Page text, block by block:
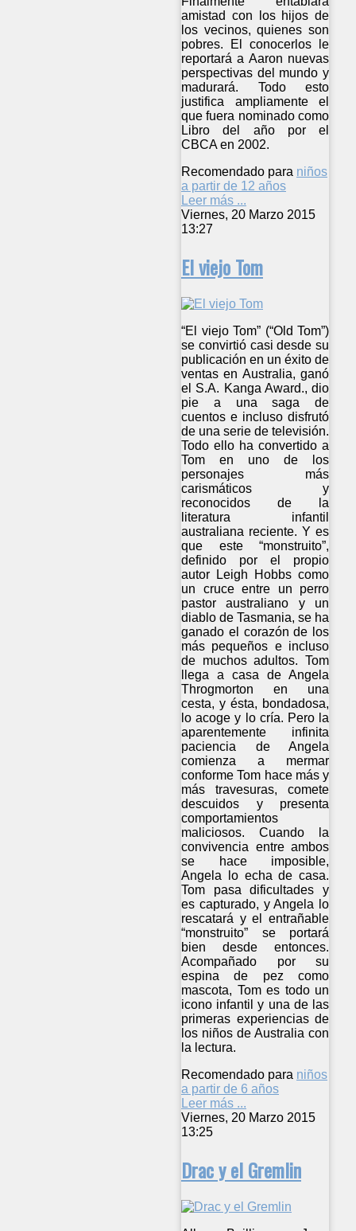
amistad con los hijos de
los vecinos, quienes son
pobres. El conocerlos le
reportará a Aaron nuevas
perspectivas del mundo y
madurará. Todo esto
justifica ampliamente el
que fuera nominado como
Libro del año por el
CBCA en 2002.
Recomendado para niños
a partir de 12 años
Leer más ...
Viernes, 20 Marzo 2015
13:27
El viejo Tom
“El viejo Tom” (“Old Tom”)
se convirtió casi desde su
publicación en un éxito de
ventas en Australia, ganó
el S.A. Kanga Award., dio
pie a una saga de
cuentos e incluso disfrutó
de una serie de televisión.
Todo ello ha convertido a
Tom en uno de los
personajes más
carismáticos y
reconocidos de la
literatura infantil
australiana reciente. Y es
que este “monstruito”,
definido por el propio
autor Leigh Hobbs como
un cruce entre un perro
pastor australiano y un
diablo de Tasmania, se ha
ganado el corazón de los
más pequeños e incluso
de muchos adultos. Tom
llega a casa de Angela
Throgmorton en una
cesta, y ésta, bondadosa,
lo acoge y lo cría. Pero la
aparentemente infinita
paciencia de Angela
comienza a mermar
conforme Tom hace más y
más travesuras, comete
descuidos y presenta
comportamientos
maliciosos. Cuando la
convivencia entre ambos
se hace imposible,
Angela lo echa de casa.
Tom pasa dificultades y
es capturado, y Angela lo
rescatará y el entrañable
“monstruito” se portará
bien desde entonces.
Acompañado por su
espina de pez como
mascota, Tom es todo un
icono infantil y una de las
primeras experiencias de
los niños de Australia con
la lectura.
Recomendado para niños
a partir de 6 años
Leer más ...
Viernes, 20 Marzo 2015
13:25
Drac y el Gremlin